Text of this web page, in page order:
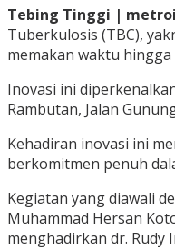
Tebing Tinggi |
Tuberkulosis (TBC),
memakan waktu
Inovasi ini
Rambutan, Jalan
Kehadiran inovasi ini
berkomitmen penuh
Kegiatan yang diawali
Muhammad Hersan
menghadirkan dr. Rudy